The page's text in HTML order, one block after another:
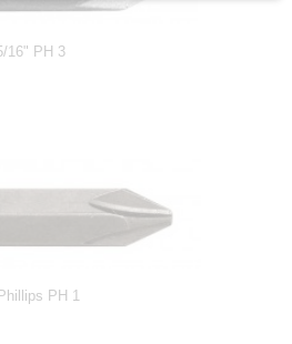
16" PH 3
PH 1